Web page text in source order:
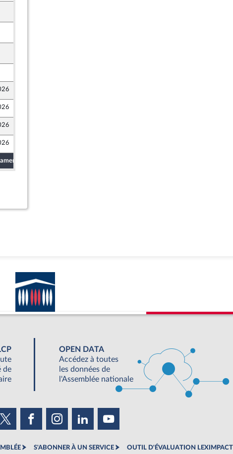
de
OPEN DATA
Accédez à toutes
les données de
l'Assemblée nationale
S'ABONNER À UN SERVICE OUTIL D'ÉVALUATION LEXIMPACT